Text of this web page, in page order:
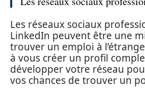
Les réseaux sociaux
LinkedIn peuvent être une
trouver un emploi à
à vous créer un profil
développer votre réseau
vos chances de trouver un